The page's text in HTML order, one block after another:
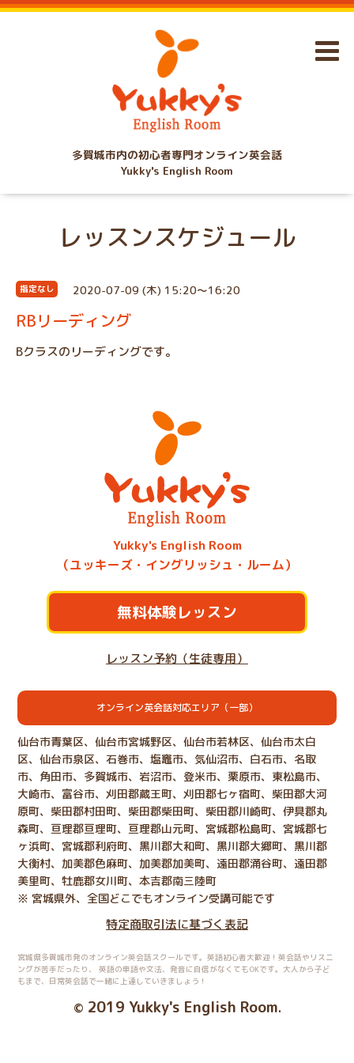
多賀城市内の初心者専門オンライン英会話
Yukky's English Room
レッスンスケジュール
指定なし 2020-07-09 (木) 15:20～16:20
RBリーディング
Bクラスのリーディングです。
Yukky's English Room
（ユッキーズ・イングリッシュ・ルーム）
無料体験レッスン
レッスン予約（生徒専用）
オンライン英会話対応エリア（一部）
仙台市青葉区、仙台市宮城野区、仙台市若林区、仙台市太白
区、仙台市泉区、石巻市、塩竈市、気仙沼市、白石市、名取
市、角田市、多賀城市、岩沼市、登米市、栗原市、東松島市、
大崎市、富谷市、刈田郡蔵王町、刈田郡七ヶ宿町、柴田郡大河
原町、柴田郡村田町、柴田郡柴田町、柴田郡川崎町、伊具郡丸
森町、亘理郡亘理町、亘理郡山元町、宮城郡松島町、宮城郡七
ヶ浜町、宮城郡利府町、黒川郡大和町、黒川郡大郷町、黒川郡
大衡村、加美郡色麻町、加美郡加美町、遠田郡涌谷町、遠田郡
美里町、牡鹿郡女川町、本吉郡南三陸町
※ 宮城県外、全国どこでもオンライン受講可能です
特定商取引法に基づく表記
宮城県多賀城市発のオンライン英会話スクールです。英語初心者大歓迎！英会話やリスニ
ングが苦手だったり、
英語の単語や文法、発音に自信がなくてもOKです。大人から子ど
もまで、日常英会話で一緒に上達していきましょう！
© 2019 Yukky's English Room.